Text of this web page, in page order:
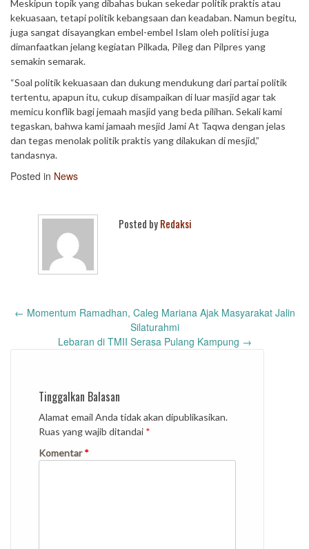
Meskipun topik yang dibahas bukan sekedar politik praktis atau
kekuasaan, tetapi politik kebangsaan dan keadaban. Namun begitu,
juga sangat disayangkan embel-embel Islam oleh politisi juga
dimanfaatkan jelang kegiatan Pilkada, Pileg dan Pilpres yang
semakin semarak.
“Soal politik kekuasaan dan dukung mendukung dari partai politik
tertentu, apapun itu, cukup disampaikan di luar masjid agar tak
memicu konflik bagi jemaah masjid yang beda pilihan. Sekali kami
tegaskan, bahwa kami jamaah mesjid Jami At Taqwa dengan jelas
dan tegas menolak politik praktis yang dilakukan di mesjid,”
tandasnya.
Posted in News
Posted byRedaksi
Post
← Momentum Ramadhan, Caleg Mariana Ajak Masyarakat Jalin
Silaturahmi
Lebaran di TMII Serasa Pulang Kampung →
Tinggalkan Balasan
Alamat email Anda tidak akan dipublikasikan.
Ruas yang wajib ditandai *
Komentar*